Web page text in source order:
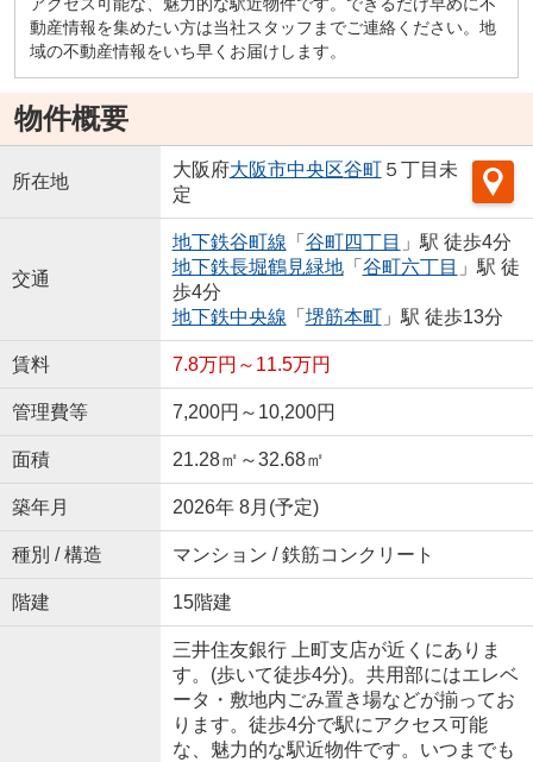
動産情報を集めたい方は当社スタッフまでご連絡ください。地
域の不動産情報をいち早くお届けします。
物件概要
所在地
大阪府大阪市中央区谷町５丁目未
定
交通
地下鉄谷町線 「 谷町四丁目 」駅 徒歩4分
地下鉄長堀鶴見緑地「 谷町六丁目 」駅 徒
歩4分
地下鉄中央線 「 堺筋本町」駅 徒歩13分
賃料 7.8万円～11.5万円
管理費等 7,200円～10,200円
面積 21.28㎡～32.68㎡
築年月 2026年 8月(予定)
種別 / 構造 マンション / 鉄筋コンクリート
階建 15階建
三井住友銀行 上町支店が近くにありま
す。(歩いて徒歩4分)。共用部にはエレベ
ータ・敷地内ごみ置き場などが揃ってお
ります。徒歩4分で駅にアクセス可能
な、魅力的な駅近物件です。いつまでも